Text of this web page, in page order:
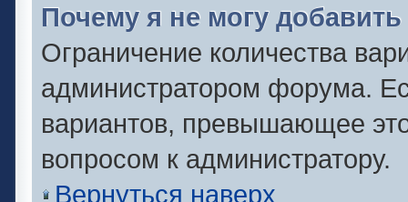
Почему я не могу
Ограничение количества
администратором форума.
вариантов, превышающее
вопросом к администратору.
Вернуться наверх